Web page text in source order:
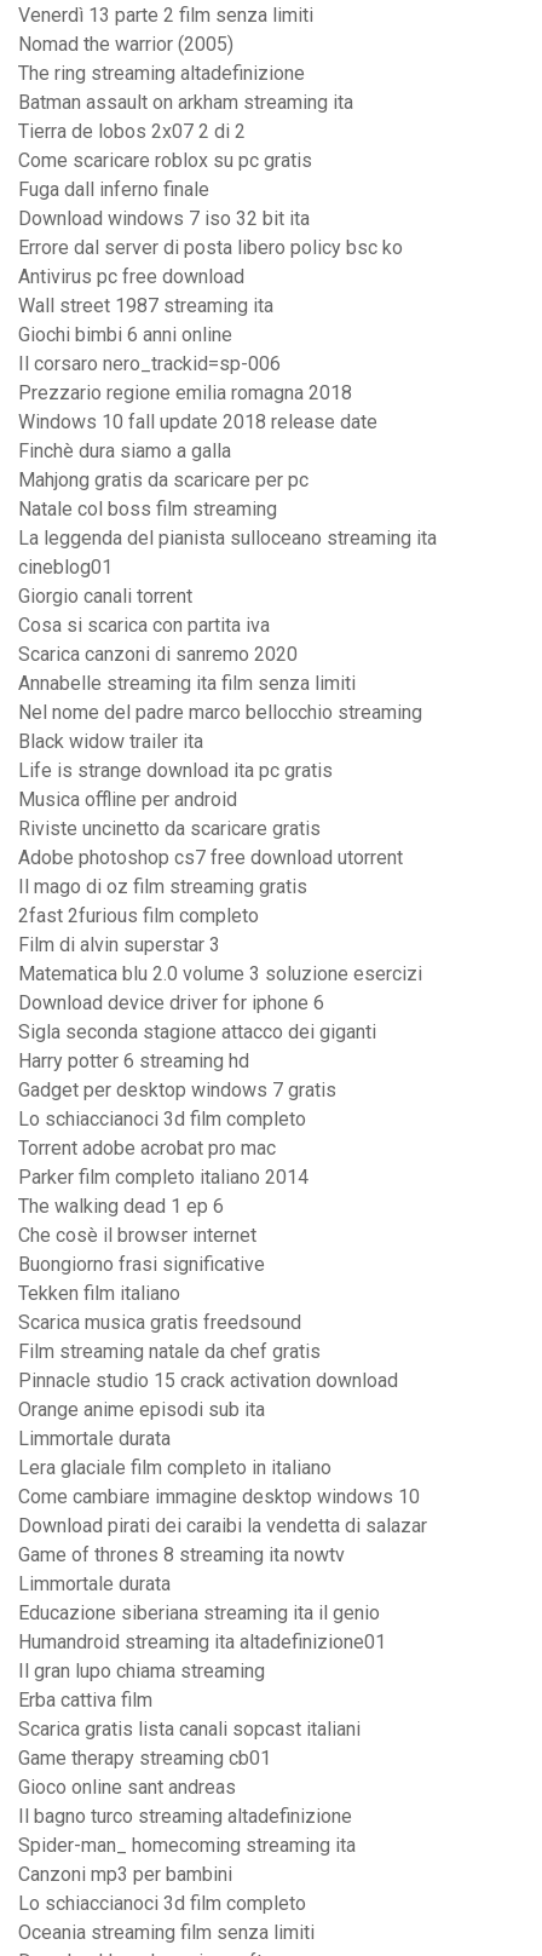
Venerdì 13 parte 2 film senza limiti
Nomad the warrior (2005)
The ring streaming altadefinizione
Batman assault on arkham streaming ita
Tierra de lobos 2x07 2 di 2
Come scaricare roblox su pc gratis
Fuga dall inferno finale
Download windows 7 iso 32 bit ita
Errore dal server di posta libero policy bsc ko
Antivirus pc free download
Wall street 1987 streaming ita
Giochi bimbi 6 anni online
Il corsaro nero_trackid=sp-006
Prezzario regione emilia romagna 2018
Windows 10 fall update 2018 release date
Finchè dura siamo a galla
Mahjong gratis da scaricare per pc
Natale col boss film streaming
La leggenda del pianista sulloceano streaming ita
cineblog01
Giorgio canali torrent
Cosa si scarica con partita iva
Scarica canzoni di sanremo 2020
Annabelle streaming ita film senza limiti
Nel nome del padre marco bellocchio streaming
Black widow trailer ita
Life is strange download ita pc gratis
Musica offline per android
Riviste uncinetto da scaricare gratis
Adobe photoshop cs7 free download utorrent
Il mago di oz film streaming gratis
2fast 2furious film completo
Film di alvin superstar 3
Matematica blu 2.0 volume 3 soluzione esercizi
Download device driver for iphone 6
Sigla seconda stagione attacco dei giganti
Harry potter 6 streaming hd
Gadget per desktop windows 7 gratis
Lo schiaccianoci 3d film completo
Torrent adobe acrobat pro mac
Parker film completo italiano 2014
The walking dead 1 ep 6
Che cosè il browser internet
Buongiorno frasi significative
Tekken film italiano
Scarica musica gratis freedsound
Film streaming natale da chef gratis
Pinnacle studio 15 crack activation download
Orange anime episodi sub ita
Limmortale durata
Lera glaciale film completo in italiano
Come cambiare immagine desktop windows 10
Download pirati dei caraibi la vendetta di salazar
Game of thrones 8 streaming ita nowtv
Limmortale durata
Educazione siberiana streaming ita il genio
Humandroid streaming ita altadefinizione01
Il gran lupo chiama streaming
Erba cattiva film
Scarica gratis lista canali sopcast italiani
Game therapy streaming cb01
Gioco online sant andreas
Il bagno turco streaming altadefinizione
Spider-man_ homecoming streaming ita
Canzoni mp3 per bambini
Lo schiaccianoci 3d film completo
Oceania streaming film senza limiti